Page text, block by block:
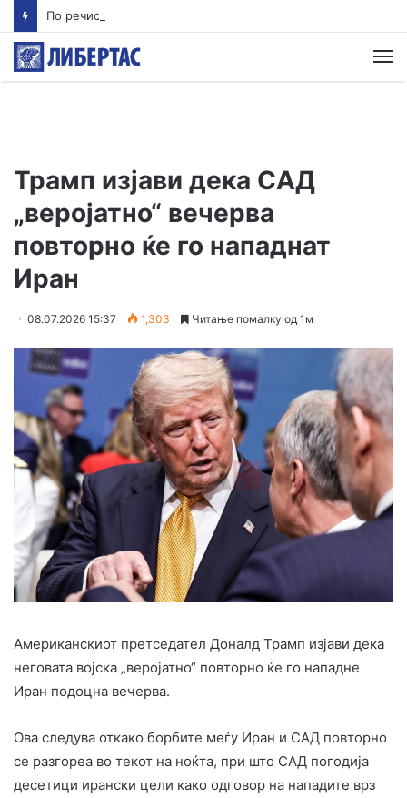
Трамп изјави дека САД
„веројатно“ вечерва
повторно ќе го нападнат
Иран
08.07.2026 15:37 1,303 Читање помалку од 1м
Американскиот претседател Доналд Трамп изјави дека
неговата војска „веројатно“ повторно ќе го нападне
Иран подоцна вечерва.
Ова следува откако борбите меѓу Иран и САД повторно
се разгореа во текот на ноќта, при што САД погодија
десетици ирански цели како одговор на нападите врз